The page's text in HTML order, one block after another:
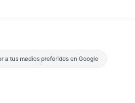
a tus medios preferidos en Google